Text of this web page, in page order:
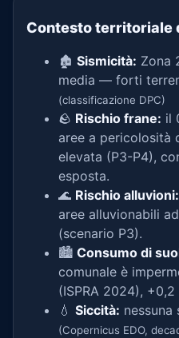
Contesto territoriale
🏚️ Sismicità: Zona
media — forti
(classificazione DPC)
🪨 Rischio frane: il
aree a pericolosità
elevata (P3-P4),
esposta.
🌊 Rischio alluvioni:
aree alluvionabili
(scenario P3).
🏙️ Consumo di
comunale è
(ISPRA 2024),
💧 Siccità:
(Copernicus EDO,